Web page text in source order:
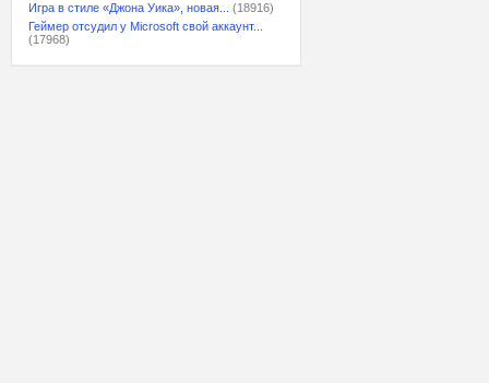
Игра в стиле «Джона Уика», новая...
(18916)
Геймер отсудил у Microsoft свой аккаунт...
(17968)